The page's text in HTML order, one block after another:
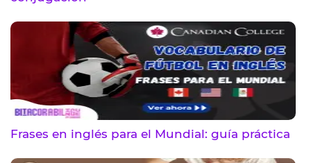
Frases en inglés para el Mundial: guía práctica